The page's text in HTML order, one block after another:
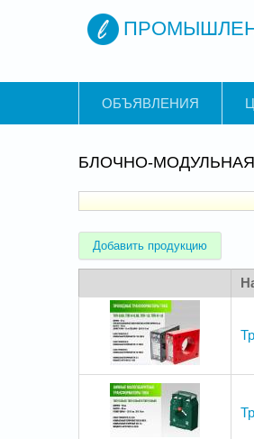
ОБЪЯВЛЕНИЯ
БЛОЧНО-
Добавить продукцию